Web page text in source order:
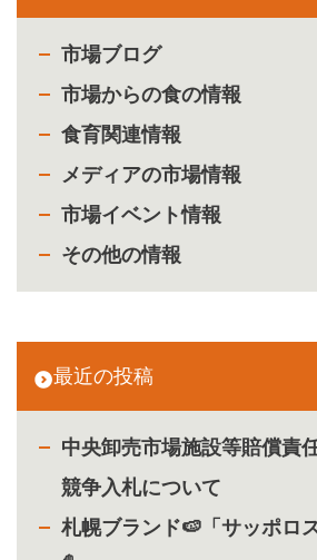
市場ブログ
市場からの食の情報
食育関連情報
メディアの市場情報
市場イベント情報
その他の情報
最近の投稿
中央卸売市場施設等賠償責
競争入札について
札幌ブランド🍉「サッポロ